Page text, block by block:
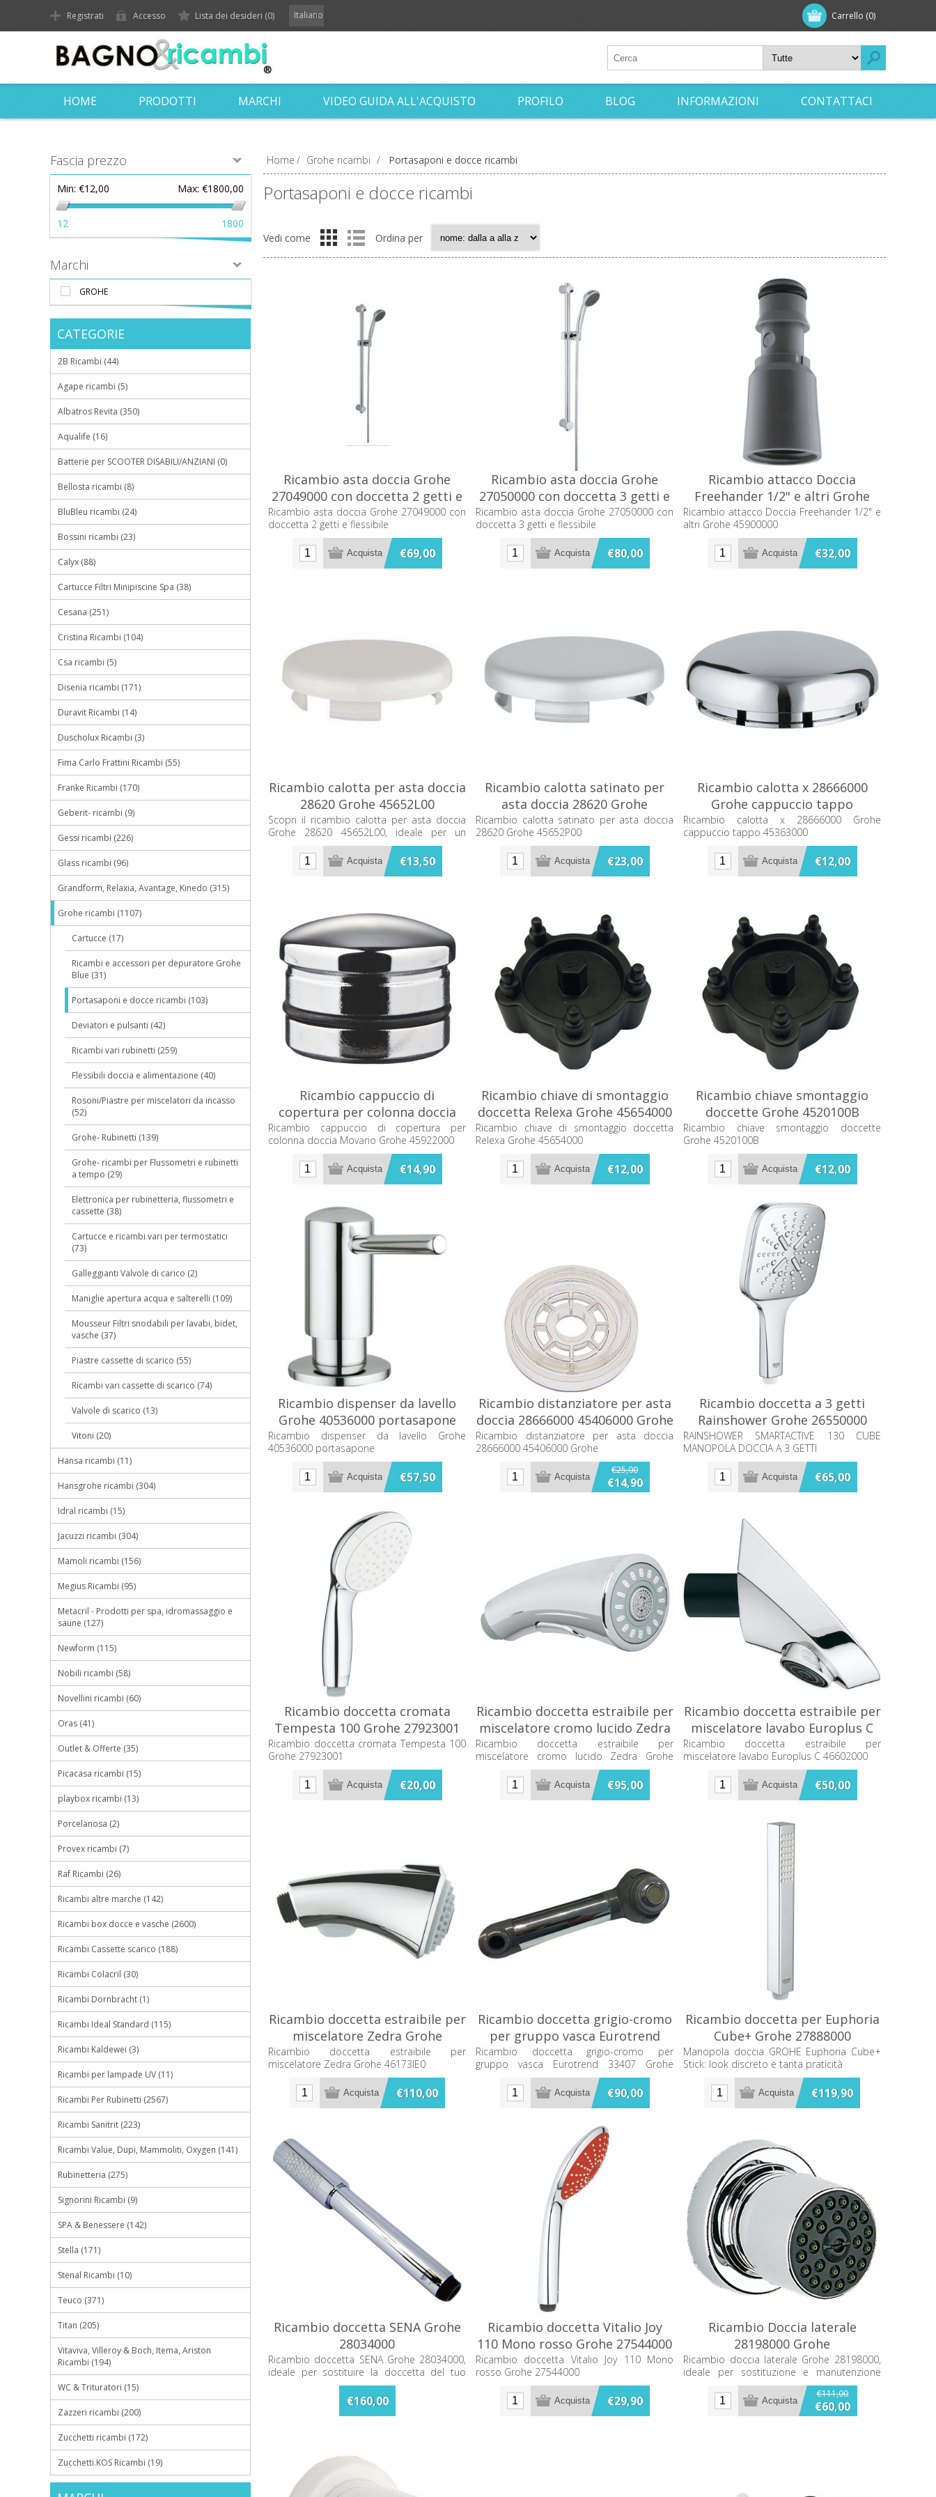
Carrello (0)
Registrati Accesso Lista dei desideri (0) Italiano
HOME PRODOTTI MARCHI VIDEO GUIDA ALL'ACQUISTO PROFILO BLOG INFORMAZIONI CONTATTACI
Home / Grohe ricambi / Portasaponi e docce ricambi
Portasaponi e docce ricambi
Vedi come Ordina per
Ricambio asta doccia Grohe
27049000 con doccetta 2 getti e
flessibile
Ricambio asta doccia Grohe 27049000 con
doccetta 2 getti e flessibile
€69,00
Ricambio asta doccia Grohe
27050000 con doccetta 3 getti e
flessibile
Ricambio asta doccia Grohe 27050000 con
doccetta 3 getti e flessibile
€80,00
Ricambio attacco Doccia
Freehander 1/2" e altri Grohe
45900000
Ricambio attacco Doccia Freehander 1/2" e
altri Grohe 45900000
€32,00
Ricambio calotta per asta doccia
28620 Grohe 45652L00
Scopri il ricambio calotta per asta doccia
Grohe 28620 45652L00, ideale per un
restauro perfetto della tua doccia.
Affidabilità e qualità garantite da Grohe.
€13,50
Ricambio calotta satinato per
asta doccia 28620 Grohe
45652P00
Ricambio calotta satinato per asta doccia
28620 Grohe 45652P00
€23,00
Ricambio calotta x 28666000
Grohe cappuccio tappo
45363000
Ricambio calotta x 28666000 Grohe
cappuccio tappo 45363000
€12,00
Ricambio cappuccio di
copertura per colonna doccia
Movario Grohe 45922000
Ricambio cappuccio di copertura per
colonna doccia Movario Grohe 45922000
€14,90
Ricambio chiave di smontaggio
doccetta Relexa Grohe 45654000
Ricambio chiave di smontaggio doccetta
Relexa Grohe 45654000
€12,00
Ricambio chiave smontaggio
doccette Grohe 4520100B
Ricambio chiave smontaggio doccette
Grohe 4520100B
€12,00
Ricambio dispenser da lavello
Grohe 40536000 portasapone
Ricambio dispenser da lavello Grohe
40536000 portasapone
€57,50
Ricambio distanziatore per asta
doccia 28666000 45406000 Grohe
Ricambio distanziatore per asta doccia
28666000 45406000 Grohe
€25,00
€14,90
Ricambio doccetta a 3 getti
Rainshower Grohe 26550000
RAINSHOWER SMARTACTIVE 130 CUBE
MANOPOLA DOCCIA A 3 GETTI
€65,00
Ricambio doccetta cromata
Tempesta 100 Grohe 27923001
Ricambio doccetta cromata Tempesta 100
Grohe 27923001
€20,00
Ricambio doccetta estraibile per
miscelatore cromo lucido Zedra
Grohe 46875NC0
Ricambio doccetta estraibile per
miscelatore cromo lucido Zedra Grohe
€95,00
Ricambio doccetta estraibile per
miscelatore lavabo Europlus C
46602000
Ricambio doccetta estraibile per
miscelatore lavabo Europlus C 46602000
€50,00
Ricambio doccetta estraibile per
miscelatore Zedra Grohe
46173IE0
Ricambio doccetta estraibile per
miscelatore Zedra Grohe 46173IE0
€110,00
Ricambio doccetta grigio-cromo
per gruppo vasca Eurotrend
33407 Grohe 46217000
Ricambio doccetta grigio-cromo per
gruppo vasca Eurotrend 33407 Grohe
€90,00
Ricambio doccetta per Euphoria
Cube+ Grohe 27888000
Manopola doccia GROHE Euphoria Cube+
Stick: look discreto e tanta praticità
€119,90
Ricambio doccetta SENA Grohe
28034000
Ricambio doccetta SENA Grohe 28034000,
ideale per sostituire la doccetta del tuo
sistema doccia con un componente
compatibile e dal design cromato.
€160,00
Ricambio doccetta Vitalio Joy
110 Mono rosso Grohe 27544000
Ricambio doccetta Vitalio Joy 110 Mono
rosso Grohe 27544000
€29,90
Ricambio Doccia laterale
28198000 Grohe
Ricambio doccia laterale Grohe 28198000,
ideale per sostituzione e manutenzione
dell’impianto doccia.
€111,00
€60,00
Fascia prezzo
Min: €12,00 Max: €1800,00
12 1800
Marchi
GROHE
CATEGORIE
2B Ricambi (44)
Agape ricambi (5)
Albatros Revita (350)
Aqualife (16)
Batterie per SCOOTER DISABILI/ANZIANI (0)
Bellosta ricambi (8)
BluBleu ricambi (24)
Bossini ricambi (23)
Calyx (88)
Cartucce Filtri Minipiscine Spa (38)
Cesana (251)
Cristina Ricambi (104)
Csa ricambi (5)
Disenia ricambi (171)
Duravit Ricambi (14)
Duscholux Ricambi (3)
Fima Carlo Frattini Ricambi (55)
Franke Ricambi (170)
Geberit- ricambi (9)
Gessi ricambi (226)
Glass ricambi (96)
Grandform, Relaxia, Avantage, Kinedo (315)
Grohe ricambi (1107)
Cartucce (17)
Ricambi e accessori per depuratore Grohe
Blue (31)
Portasaponi e docce ricambi (103)
Deviatori e pulsanti (42)
Ricambi vari rubinetti (259)
Flessibili doccia e alimentazione (40)
Rosoni/Piastre per miscelatori da incasso
(52)
Grohe- Rubinetti (139)
Grohe- ricambi per Flussometri e rubinetti
a tempo (29)
Elettronica per rubinetteria, flussometri e
cassette (38)
Cartucce e ricambi vari per termostatici
(73)
Galleggianti Valvole di carico (2)
Maniglie apertura acqua e salterelli (109)
Mousseur Filtri snodabili per lavabi, bidet,
vasche (37)
Piastre cassette di scarico (55)
Ricambi vari cassette di scarico (74)
Valvole di scarico (13)
Vitoni (20)
Hansa ricambi (11)
Hansgrohe ricambi (304)
Idral ricambi (15)
Jacuzzi ricambi (304)
Mamoli ricambi (156)
Megius Ricambi (95)
Metacril - Prodotti per spa, idromassaggio e
saune (127)
Newform (115)
Nobili ricambi (58)
Novellini ricambi (60)
Oras (41)
Outlet & Offerte (35)
Picacasa ricambi (15)
playbox ricambi (13)
Porcelanosa (2)
Provex ricambi (7)
Raf Ricambi (26)
Ricambi altre marche (142)
Ricambi box docce e vasche (2600)
Ricambi Cassette scarico (188)
Ricambi Colacril (30)
Ricambi Dornbracht (1)
Ricambi Ideal Standard (115)
Ricambi Kaldewei (3)
Ricambi per lampade UV (11)
Ricambi Per Rubinetti (2567)
Ricambi Sanitrit (223)
Ricambi Value, Dupi, Mammoliti, Oxygen (141)
Rubinetteria (275)
Signorini Ricambi (9)
SPA & Benessere (142)
Stella (171)
Stenal Ricambi (10)
Teuco (371)
Titan (205)
Vitaviva, Villeroy & Boch, Itema, Ariston
Ricambi (194)
WC & Trituratori (15)
Zazzeri ricambi (200)
Zucchetti ricambi (172)
Zucchetti.KOS Ricambi (19)